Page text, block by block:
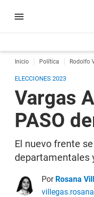
Inicio Política Rodolfo
ELECCIONES 2023
Vargas
PASO
El nuevo frente
departamentales
Por Rosana